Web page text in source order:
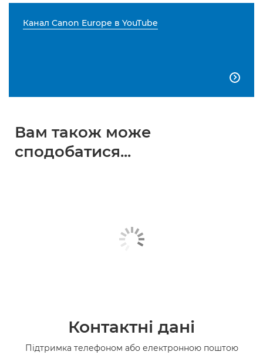
Канал Canon Europe в YouTube

Вам також може
сподобатися...
Контактні дані
Підтримка телефоном або електронною поштою